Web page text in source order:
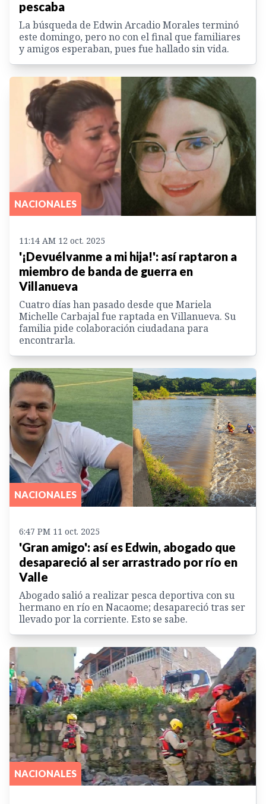
pescaba
La búsqueda de Edwin Arcadio Morales terminó
este domingo, pero no con el final que familiares
y amigos esperaban, pues fue hallado sin vida.
NACIONALES
11:14 AM 12 oct. 2025
'¡Devuélvanme a mi hija!': así raptaron a
miembro de banda de guerra en
Villanueva
Cuatro días han pasado desde que Mariela
Michelle Carbajal fue raptada en Villanueva. Su
familia pide colaboración ciudadana para
encontrarla.
NACIONALES
6:47 PM 11 oct. 2025
'Gran amigo': así es Edwin, abogado que
desapareció al ser arrastrado por río en
Valle
Abogado salió a realizar pesca deportiva con su
hermano en río en Nacaome; desapareció tras ser
llevado por la corriente. Esto se sabe.
NACIONALES